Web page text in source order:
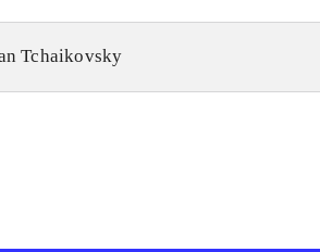
Tchaikovsky